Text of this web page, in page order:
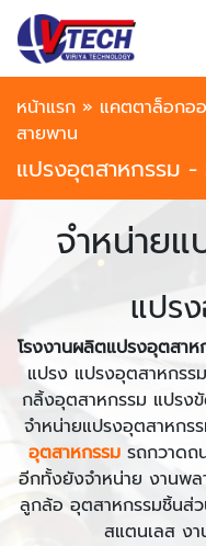
หน้าแรก » แคตตาล็อกอ
สายพาน
แปรงอุตสาหกรรม -
จำหน่าย
แปร
โรงงานผลิตแปรงอุตสาห
แปรง แปรงอุตสาหกรร
กลิ้งอุตสาหกรรม แปรง
จำหน่ายแปรงอุตสาหกร
อุตสาหกรรม รถกวาดถ
อีกทั้งยังจำหน่าย งานพ
ลูกล้อ อุตสาหกรรมชิ้นส่
สแตนเลส ง